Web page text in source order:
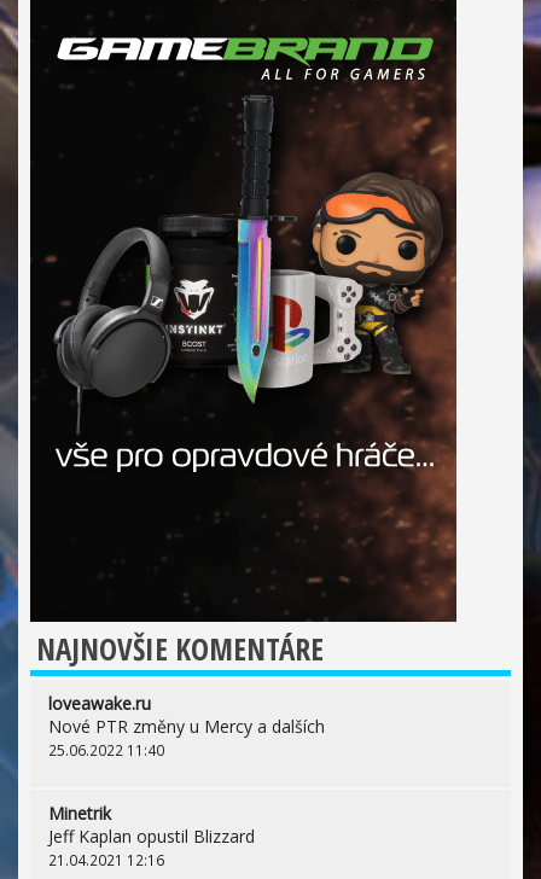
NAJNOVŠIE KOMENTÁRE
loveawake.ru
Nové PTR změny u Mercy a dalších
25.06.2022 11:40
Minetrik
Jeff Kaplan opustil Blizzard
21.04.2021 12:16